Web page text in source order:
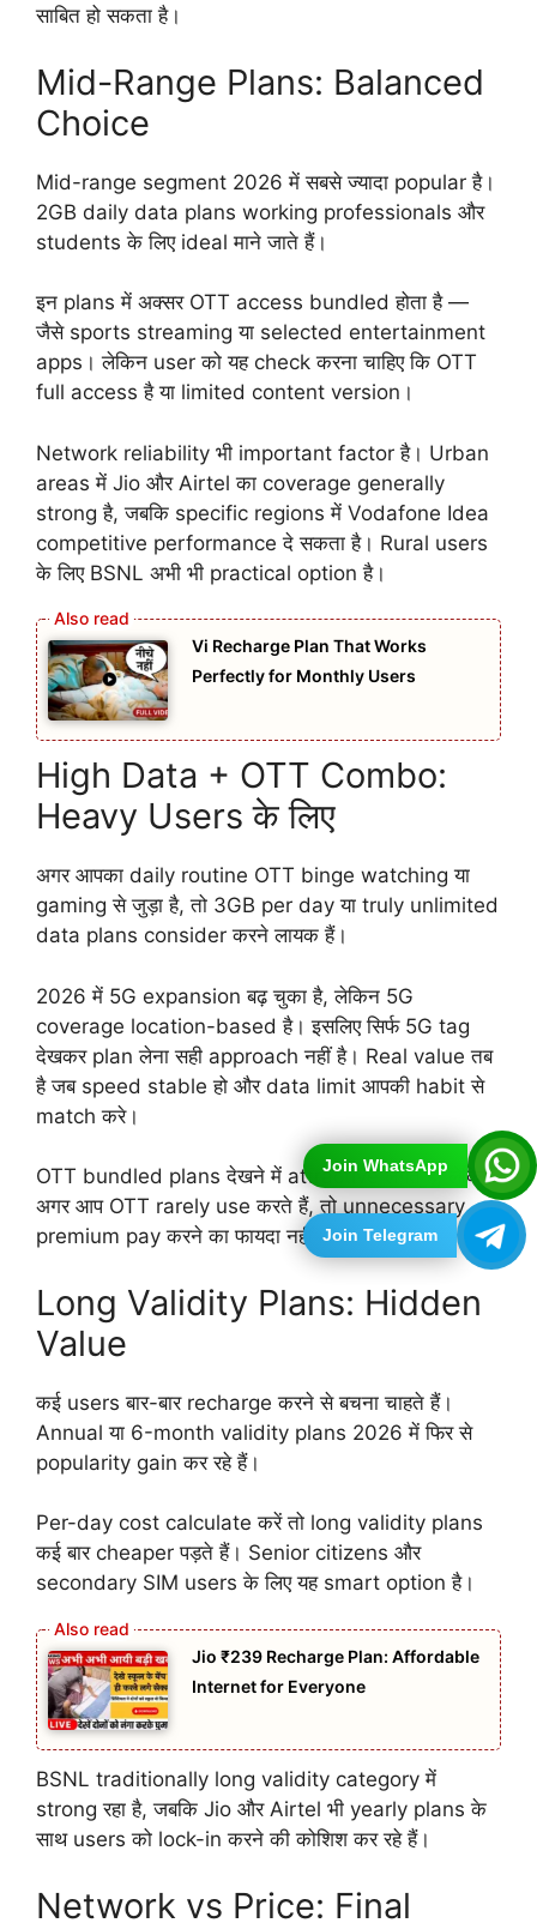
Join WhatsApp
Join Telegram
साबित हो सकता है।
Mid-Range Plans: Balanced
Choice
Mid-range segment 2026 में सबसे ज्यादा popular है।
2GB daily data plans working professionals और
students के लिए ideal माने जाते हैं।
इन plans में अक्सर OTT access bundled होता है —
जैसे sports streaming या selected entertainment
apps। लेकिन user को यह check करना चाहिए कि OTT
full access है या limited content version।
Network reliability भी important factor है। Urban
areas में Jio और Airtel का coverage generally
strong है, जबकि specific regions में Vodafone Idea
competitive performance दे सकता है। Rural users
के लिए BSNL अभी भी practical option है।
Vi Recharge Plan That Works
Perfectly for Monthly Users
High Data + OTT Combo:
Heavy Users के लिए
अगर आपका daily routine OTT binge watching या
gaming से जुड़ा है, तो 3GB per day या truly unlimited
data plans consider करने लायक हैं।
2026 में 5G expansion बढ़ चुका है, लेकिन 5G
coverage location-based है। इसलिए सिर्फ 5G tag
देखकर plan लेना सही approach नहीं है। Real value तब
है जब speed stable हो और data limit आपकी habit से
match करे।
OTT bundled plans देखने में attractive लगते हैं, लेकिन
अगर आप OTT rarely use करते हैं, तो unnecessary
premium pay करने का फायदा नहीं।
Long Validity Plans: Hidden
Value
कई users बार-बार recharge करने से बचना चाहते हैं।
Annual या 6-month validity plans 2026 में फिर से
popularity gain कर रहे हैं।
Per-day cost calculate करें तो long validity plans
कई बार cheaper पड़ते हैं। Senior citizens और
secondary SIM users के लिए यह smart option है।
Jio ₹239 Recharge Plan: Affordable
Internet for Everyone
BSNL traditionally long validity category में
strong रहा है, जबकि Jio और Airtel भी yearly plans के
साथ users को lock-in करने की कोशिश कर रहे हैं।
Network vs Price: Final